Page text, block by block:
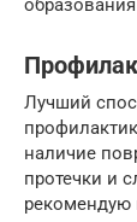
Лучший
наличие
протечки и
рекомендую